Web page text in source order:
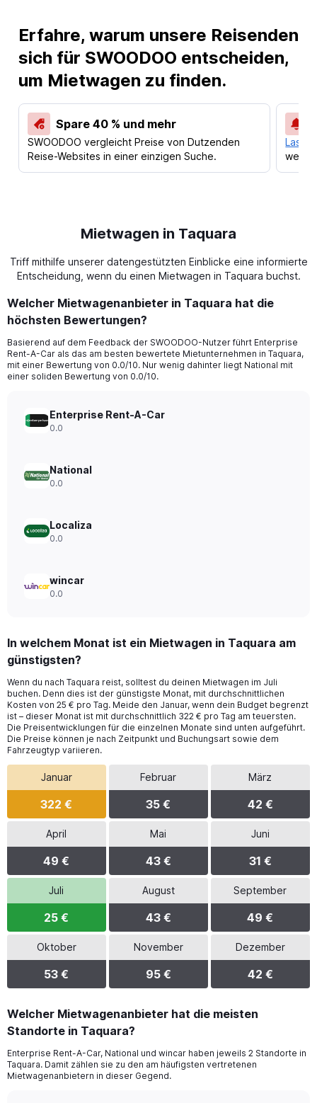
Erfahre, warum unsere Reisenden
sich für SWOODOO entscheiden,
um Mietwagen zu finden.
Spare 40 % und mehr
SWOODOO vergleicht Preise von Dutzenden
Reise-Websites in einer einzigen Suche.
Lass
Mietwagen in Taquara
Triff mithilfe unserer datengestützten Einblicke eine informierte
Entscheidung, wenn du einen Mietwagen in Taquara buchst.
Welcher Mietwagenanbieter in Taquara hat die
höchsten Bewertungen?
Basierend auf dem Feedback der SWOODOO-Nutzer führt Enterprise
Rent-A-Car als das am besten bewertete Mietunternehmen in Taquara,
mit einer Bewertung von 0.0/10. Nur wenig dahinter liegt National mit
einer soliden Bewertung von 0.0/10.
Enterprise Rent-A-Car
0.0
National
0.0
Localiza
0.0
wincar
0.0
In welchem Monat ist ein Mietwagen in Taquara am
günstigsten?
Wenn du nach Taquara reist, solltest du deinen Mietwagen im Juli
buchen. Denn dies ist der günstigste Monat, mit durchschnittlichen
Kosten von 25 € pro Tag. Meide den Januar, wenn dein Budget begrenzt
ist – dieser Monat ist mit durchschnittlich 322 € pro Tag am teuersten.
Die Preisentwicklungen für die einzelnen Monate sind unten aufgeführt.
Die Preise können je nach Zeitpunkt und Buchungsart sowie dem
Fahrzeugtyp variieren.
Januar
322 €
Februar
35 €
März
42 €
April
49 €
Mai
43 €
Juni
31 €
Juli
25 €
August
43 €
September
49 €
Oktober
53 €
November
95 €
Dezember
42 €
Welcher Mietwagenanbieter hat die meisten
Standorte in Taquara?
Enterprise Rent-A-Car, National und wincar haben jeweils 2 Standorte in
Taquara. Damit zählen sie zu den am häufigsten vertretenen
Mietwagenanbietern in dieser Gegend.